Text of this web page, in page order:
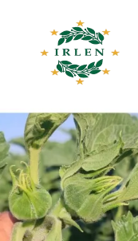
вмісту